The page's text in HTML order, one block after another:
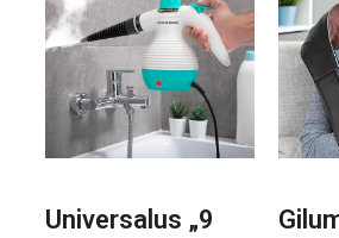
Universalus „9